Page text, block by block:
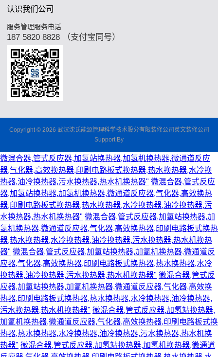
认识我们公司
服务管理服务电话
187 5820 8828 （支付宝同号）
Copyright © 2026 武汉沈氏能源管理科学技术股分有限装修公司英文装修公司
Support By
微混合器,管式反应器,加氢站换热器,加氢机换热器,微通道反应
器,气化器,高效换热器,印刷电路板式换热器,热水换热器,水冷换
热器,油冷换热器,污水换热器,热水机换热器" 微混合器,管式反应
器,加氢站换热器,加氢机换热器,微通道反应器,气化器,高效换热
器,印刷电路板式换热器,热水换热器,水冷换热器,油冷换热器,污
水换热器,热水机换热器" 微混合器,管式反应器,加氢站换热器,加
氢机换热器,微通道反应器,气化器,高效换热器,印刷电路板式换热
器,热水换热器,水冷换热器,油冷换热器,污水换热器,热水机换热
器" 微混合器,管式反应器,加氢站换热器,加氢机换热器,微通道反
应器,气化器,高效换热器,印刷电路板式换热器,热水换热器,水冷
换热器,油冷换热器,污水换热器,热水机换热器" 微混合器,管式反
应器,加氢站换热器,加氢机换热器,微通道反应器,气化器,高效换
热器,印刷电路板式换热器,热水换热器,水冷换热器,油冷换热器,
污水换热器,热水机换热器" 微混合器,管式反应器,加氢站换热器,
加氢机换热器,微通道反应器,气化器,高效换热器,印刷电路板式换
热器,热水换热器,水冷换热器,油冷换热器,污水换热器,热水机换
热器" 微混合器,管式反应器,加氢站换热器,加氢机换热器,微通道